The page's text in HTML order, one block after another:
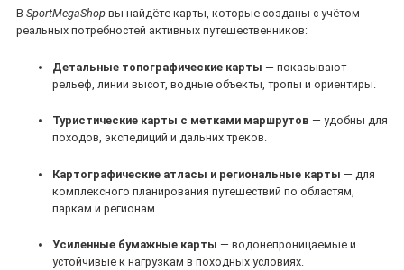
В SportMegaShop вы найдёте карты, которые созданы с учётом
реальных потребностей активных путешественников:
Детальные топографические карты — показывают
рельеф, линии высот, водные объекты, тропы и ориентиры.
Туристические карты с метками маршрутов — удобны для
походов, экспедиций и дальних треков.
Картографические атласы и региональные карты — для
комплексного планирования путешествий по областям,
паркам и регионам.
Усиленные бумажные карты — водонепроницаемые и
устойчивые к нагрузкам в походных условиях.